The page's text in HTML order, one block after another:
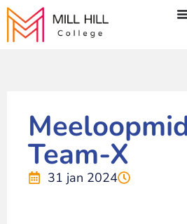
Team-X
31 jan 2024